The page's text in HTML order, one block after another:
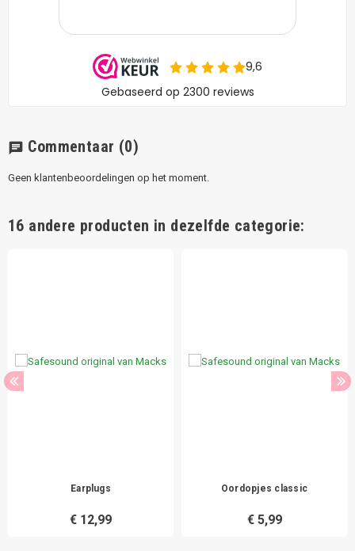
chat Commentaar (0)
Geen klantenbeoordelingen op het moment.
16 andere producten in dezelfde categorie:
Earplugs
€ 12,99
Oordopjes classic
€ 5,99